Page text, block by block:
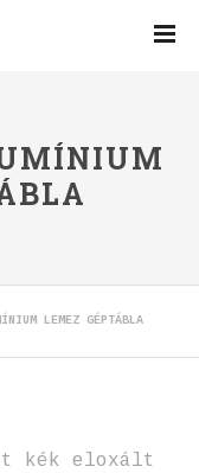
LEMEZ GÉPTÁBLA
kék eloxált